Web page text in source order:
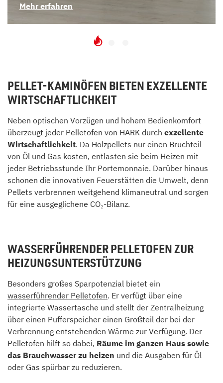
Mehr erfahren
PELLET-KAMINÖFEN BIETEN EXZELLENTE
WIRTSCHAFTLICHKEIT
Neben optischen Vorzügen und hohem Bedienkomfort
überzeugt jeder Pelletofen von HARK durch exzellente
Wirtschaftlichkeit. Da Holzpellets nur einen Bruchteil
von Öl und Gas kosten, entlasten sie beim Heizen mit
jeder Betriebsstunde Ihr Portemonnaie. Darüber hinaus
schonen die innovativen Feuerstätten die Umwelt, denn
Pellets verbrennen weitgehend klimaneutral und sorgen
für eine ausgeglichene CO₂-Bilanz.
WASSERFÜHRENDER PELLETOFEN ZUR
HEIZUNGSUNTERSTÜTZUNG
Besonders großes Sparpotenzial bietet ein
wasserführender Pelletofen. Er verfügt über eine
integrierte Wassertasche und stellt der Zentralheizung
über einen Pufferspeicher einen Großteil der bei der
Verbrennung entstehenden Wärme zur Verfügung. Der
Pelletofen hilft so dabei, Räume im ganzen Haus sowie
das Brauchwasser zu heizen und die Ausgaben für Öl
oder Gas spürbar zu reduzieren.